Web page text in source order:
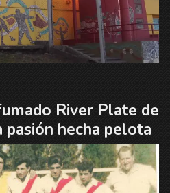
River Plate de
hecha pelota